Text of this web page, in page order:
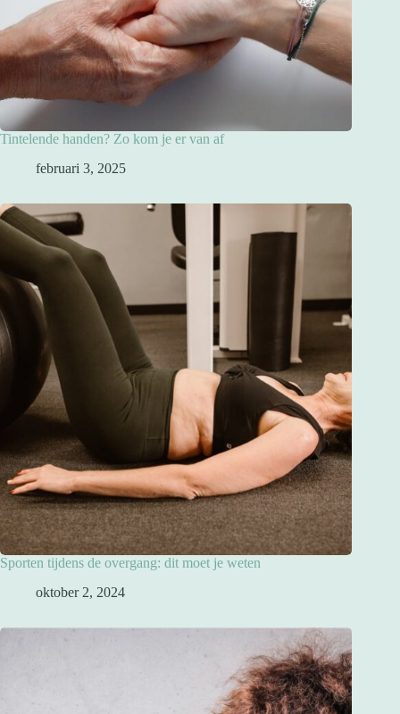
Tintelende handen? Zo kom je er van af
februari 3, 2025
Sporten tijdens de overgang: dit moet je weten
oktober 2, 2024